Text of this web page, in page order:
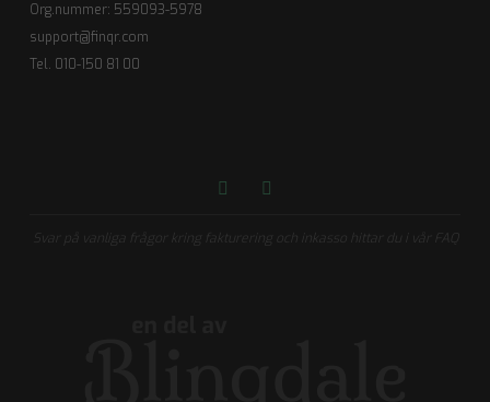
Org.nummer: 559093-5978
support@finqr.com
Tel. 010-150 81 00
Svar på vanliga frågor kring fakturering och inkasso hittar du i vår FAQ